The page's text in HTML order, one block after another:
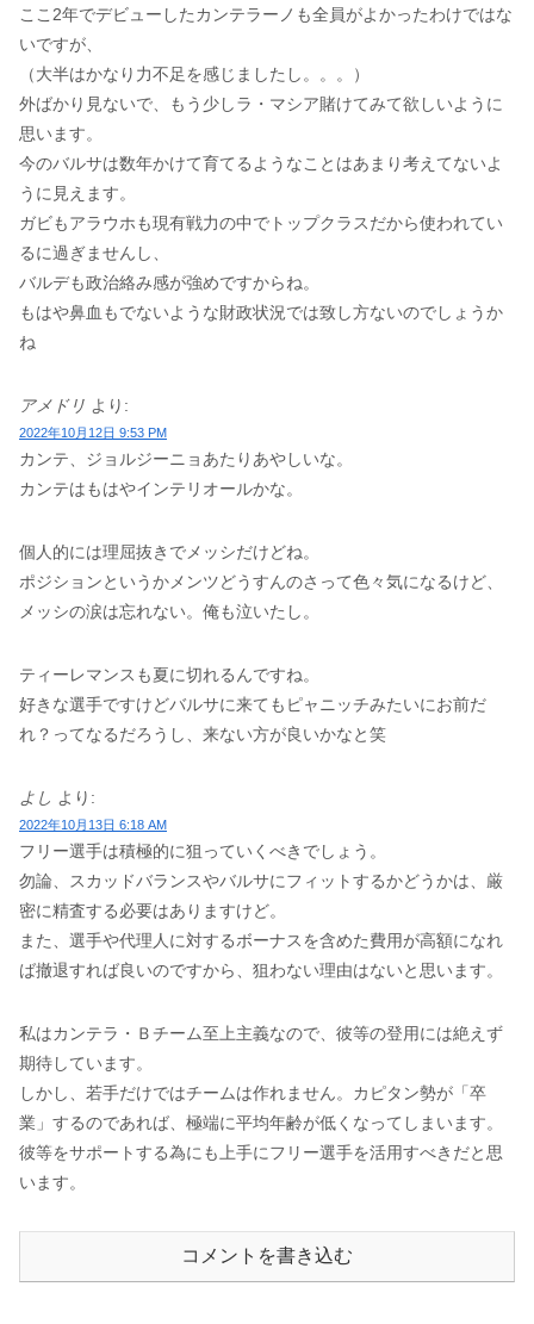
ここ2年でデビューしたカンテラーノも全員がよかったわけではな
いですが、
（大半はかなり力不足を感じましたし。。。）
外ばかり見ないで、もう少しラ・マシア賭けてみて欲しいように
思います。
今のバルサは数年かけて育てるようなことはあまり考えてないよ
うに見えます。
ガビもアラウホも現有戦力の中でトップクラスだから使われてい
るに過ぎませんし、
バルデも政治絡み感が強めですからね。
もはや鼻血もでないような財政状況では致し方ないのでしょうか
ね
アメドリ より:
2022年10月12日 9:53 PM
カンテ、ジョルジーニョあたりあやしいな。
カンテはもはやインテリオールかな。
個人的には理屈抜きでメッシだけどね。
ポジションというかメンツどうすんのさって色々気になるけど、
メッシの涙は忘れない。俺も泣いたし。
ティーレマンスも夏に切れるんですね。
好きな選手ですけどバルサに来てもピャニッチみたいにお前だ
れ？ってなるだろうし、来ない方が良いかなと笑
よし より:
2022年10月13日 6:18 AM
フリー選手は積極的に狙っていくべきでしょう。
勿論、スカッドバランスやバルサにフィットするかどうかは、厳
密に精査する必要はありますけど。
また、選手や代理人に対するボーナスを含めた費用が高額になれ
ば撤退すれば良いのですから、狙わない理由はないと思います。
私はカンテラ・Ｂチーム至上主義なので、彼等の登用には絶えず
期待しています。
しかし、若手だけではチームは作れません。カピタン勢が「卒
業」するのであれば、極端に平均年齢が低くなってしまいます。
彼等をサポートする為にも上手にフリー選手を活用すべきだと思
います。
コメントを書き込む